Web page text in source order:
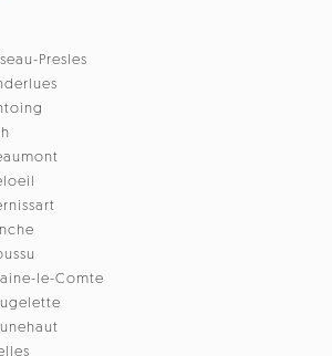
Presles
le-Comte